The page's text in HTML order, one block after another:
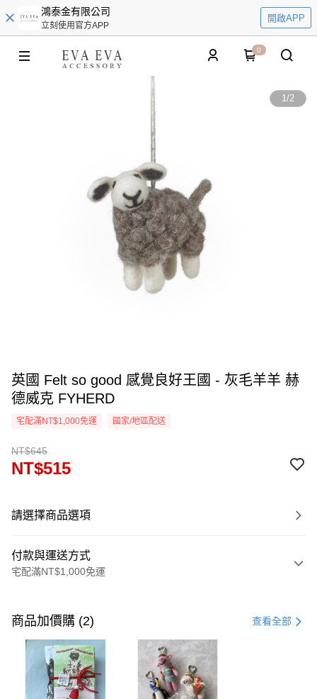
鴻泰金有限公司
立刻使用官方APP
開啟APP
0
1/2
英國 Felt so good 感覺良好王國 - 灰毛羊羊 赫
德威克 FYHERD
宅配滿NT$1,000免運 國家/地區配送
NT$645
NT$515
請選擇商品選項
付款與運送方式
宅配滿NT$1,000免運
信用卡一次付款
信用卡分期付款
3 期 0 利率 每期
合作金庫商業銀行
第一商業銀行
6 期 0 利率 每期
商品加價購 (2) 查看全部